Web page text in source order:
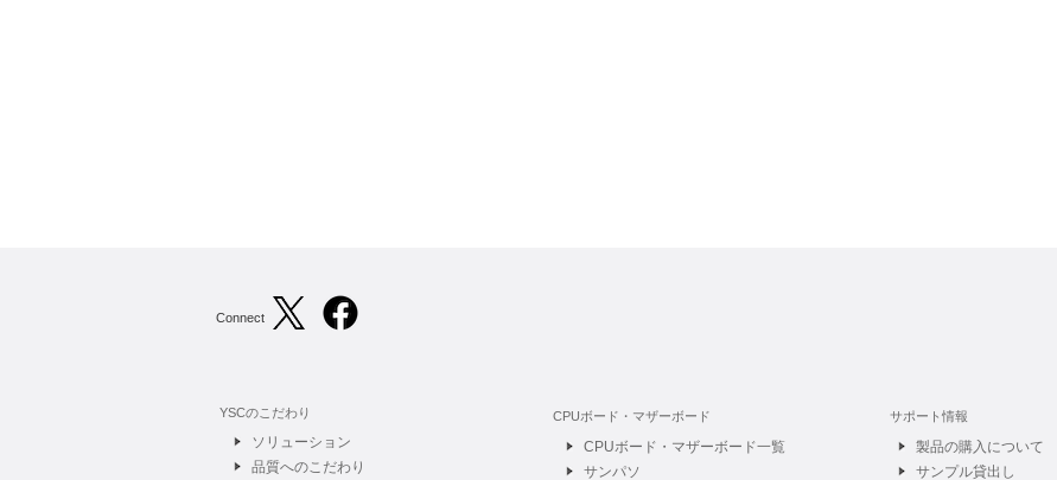
Connect
YSCのこだわり
ソリューション
品質へのこだわり
CPUボード・マザーボード
CPUボード・マザーボード一覧
サンパソ
サポート情報
製品の購入について
サンプル貸出し